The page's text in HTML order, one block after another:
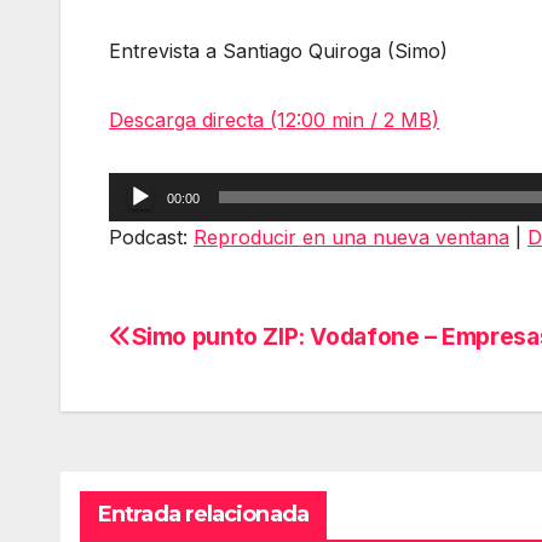
Entrevista a Santiago Quiroga (Simo)
Descarga directa (12:00 min / 2 MB)
Reproductor
de
00:00
Podcast: Reproducir en una nueva ventana
Navegación
Simo punto ZIP: Vodafone –
Entrada relacionada